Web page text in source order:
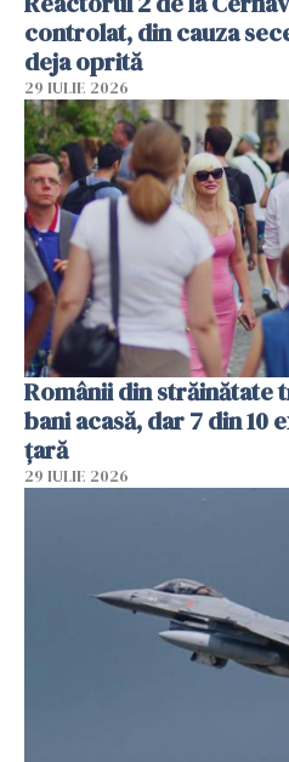
controlat, din cauza
deja oprită
29 IULIE 2026
Românii din străinătate
bani acasă, dar 7 din 10
țară
29 IULIE 2026